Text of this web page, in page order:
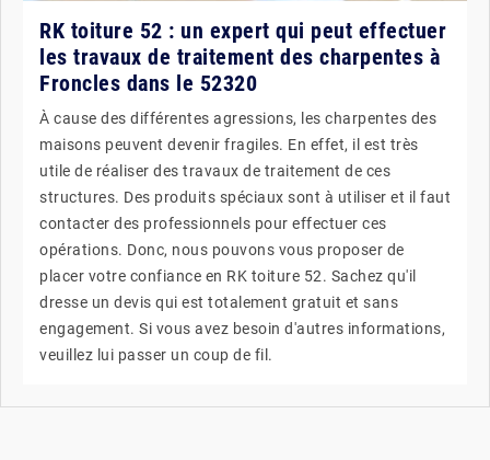
RK toiture 52 : un expert qui peut effectuer
les travaux de traitement des charpentes à
Froncles dans le 52320
À cause des différentes agressions, les charpentes des
maisons peuvent devenir fragiles. En effet, il est très
utile de réaliser des travaux de traitement de ces
structures. Des produits spéciaux sont à utiliser et il faut
contacter des professionnels pour effectuer ces
opérations. Donc, nous pouvons vous proposer de
placer votre confiance en RK toiture 52. Sachez qu'il
dresse un devis qui est totalement gratuit et sans
engagement. Si vous avez besoin d'autres informations,
veuillez lui passer un coup de fil.